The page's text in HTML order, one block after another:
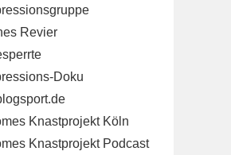
Revier
Doku
Knastprojekt Köln
Knastprojekt Podcast